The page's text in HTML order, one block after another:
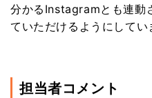
分かるInstagramとも連動
ていただけるようにしてい
担当者コメント